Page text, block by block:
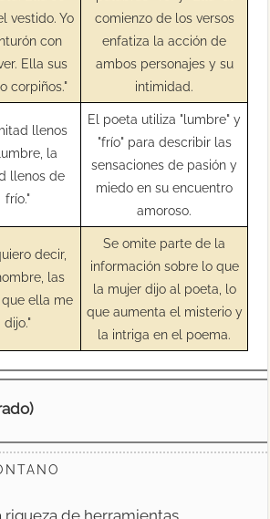
vestido. Yo
con
Ella sus
corpiños."
comienzo de los versos
enfatiza la acción de
ambos personajes y su
intimidad.
llenos
la
llenos de
frío."
El poeta utiliza "lumbre" y
"frío" para describir las
sensaciones de pasión y
miedo en su encuentro
amoroso.
decir,
las
ella me
dijo."
Se omite parte de la
información sobre lo que
la mujer dijo al poeta, lo
que aumenta el misterio y
la intriga en el poema.
riqueza de herramientas